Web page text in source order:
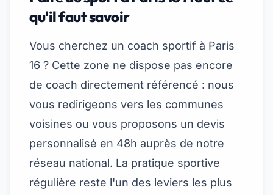
qu'il faut savoir
Vous cherchez un coach sportif à Paris
16 ? Cette zone ne dispose pas encore
de coach directement référencé : nous
vous redirigeons vers les communes
voisines ou vous proposons un devis
personnalisé en 48h auprès de notre
réseau national. La pratique sportive
régulière reste l'un des leviers les plus